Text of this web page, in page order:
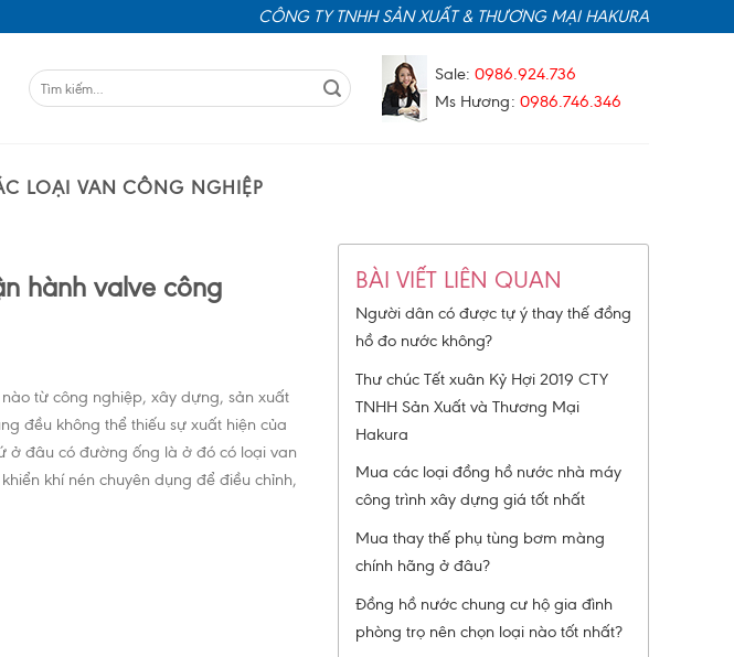
CÔNG TY TNHH SẢN XUẤT & THƯƠNG MẠI HAKURA
Sale: 0986.924.736
Ms Hương: 0986.746.346
LOẠI VAN CÔNG NGHIỆP
hành valve công
từ công nghiệp, xây dựng, sản xuất
đều không thể thiếu sự xuất hiện của
ở đâu có đường ống là ở đó có loại van
khí nén chuyên dụng để điều chỉnh,
BÀI VIẾT LIÊN QUAN
Người dân có được tự ý thay thế đồng
hồ đo nước không?
Thư chúc Tết xuân Kỷ Hợi 2019 CTY
TNHH Sản Xuất và Thương Mại
Hakura
Mua các loại đồng hồ nước nhà máy
công trình xây dựng giá tốt nhất
Mua thay thế phụ tùng bơm màng
chính hãng ở đâu?
Đồng hồ nước chung cư hộ gia đình
phòng trọ nên chọn loại nào tốt nhất?